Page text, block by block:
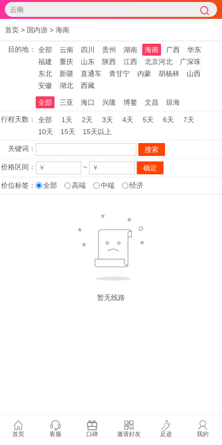
首页 > 国内游 > 海南
目的地： 全部 云南 四川 贵州 湖南 海南 广西
华东
福建
重庆 山东 陕西 江西 北京河北
广深珠
东北
新疆 直通车 青甘宁 内蒙 胡杨林
山西
安徽
湖北 西藏
全部 三亚 海口 兴隆 博鳌 文昌 琼海
行程天数： 全部 1天 2天 3天 4天 5天 6天
7天
10天
15天 15天以上
关键词：
价格区间： ~
价位标签： 全部 高端 中端 经济
暂无线路
首页 客服 口碑 邀请好友 足迹 我的